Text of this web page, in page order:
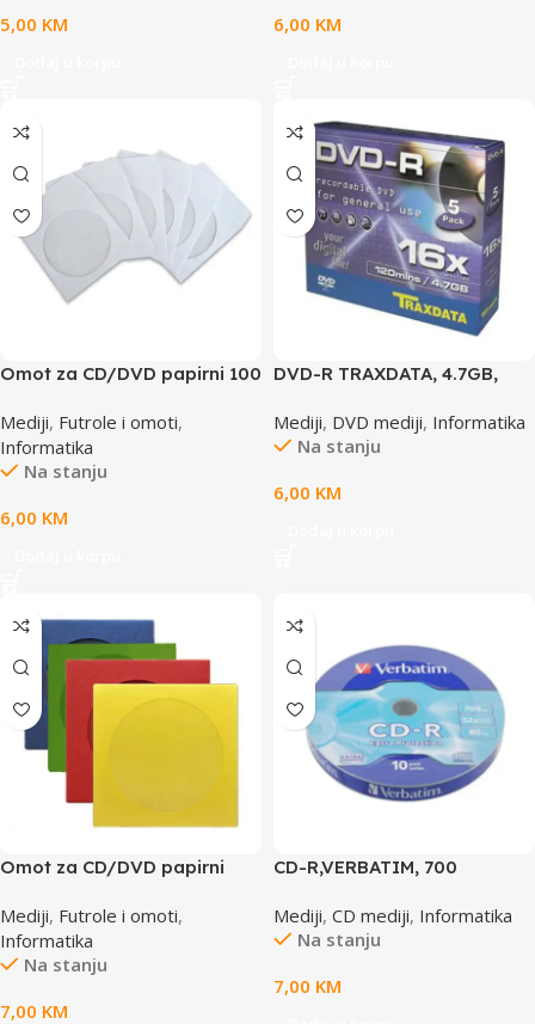
5,00 KM 6,00 KM
Omot za CD/DVD papirni 100
Mediji, Futrole i omoti,
Informatika
Na stanju
6,00 KM
DVD-R TRAXDATA, 4.7GB,
Mediji, DVD mediji, Informatika
Na stanju
6,00 KM
Omot za CD/DVD papirni
400400
Mediji, Futrole i omoti,
Informatika
Na stanju
7,00 KM
CD-R,VERBATIM, 700
EXTRA PRO.43437
Mediji, CD mediji, Informatika
Na stanju
7,00 KM